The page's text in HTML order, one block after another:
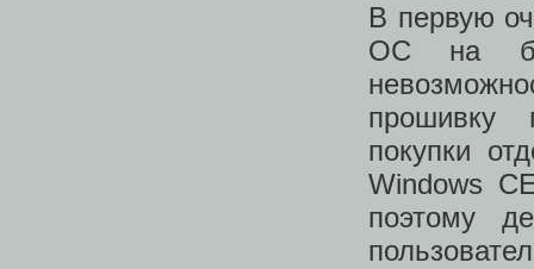
В первую
ОС на
прошивку
покупки
Windows
поэтому